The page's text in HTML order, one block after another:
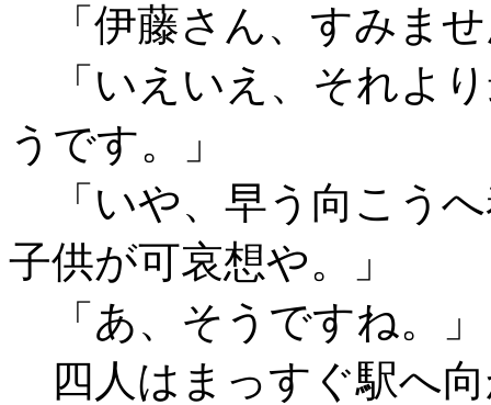
「伊藤さん、すみま
「いえいえ、それよ
うです。」
「いや、早う向こう
子供が可哀想や。」
「あ、そうですね。」
四人はまっすぐ駅へ